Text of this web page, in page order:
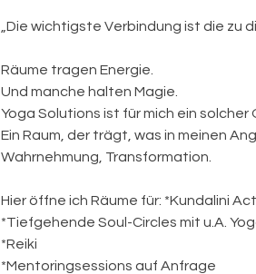
„Die wichtigste Verbindung ist die zu
Räume tragen Energie.
Und manche halten Magie.
Yoga Solutions ist für mich ein solcher
Ein Raum, der trägt, was in meinen
Wahrnehmung, Transformation.
Hier öffne ich Räume für: *Kundalini
*Tiefgehende Soul-Circles mit u.A.
*Reiki
*Mentoringsessions auf Anfrage